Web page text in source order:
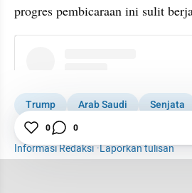
progres pembicaraan ini sulit
Trump Arab Saudi Senjata
Qatar
Informasi Redaksi·Laporkan tulisan
0 0